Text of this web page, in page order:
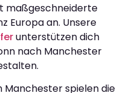
maßgeschneiderte
Europa an. Unsere
unterstützen dich
nach Manchester
Manchester spielen die